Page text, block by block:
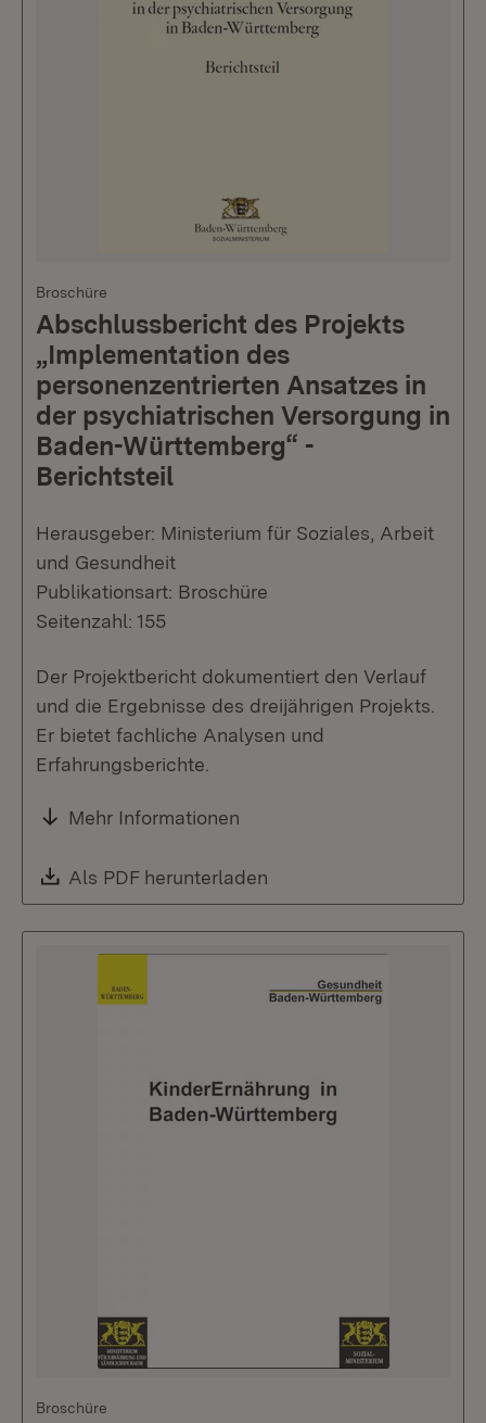
Broschüre
Abschlussbericht des Projekts
„Implementation des
personenzentrierten Ansatzes in
der psychiatrischen Versorgung in
Baden-Württemberg“ -
Berichtsteil
Herausgeber: Ministerium für Soziales, Arbeit
und Gesundheit
Publikationsart: Broschüre
Seitenzahl: 155
Der Projektbericht dokumentiert den Verlauf
und die Ergebnisse des dreijährigen Projekts.
Er bietet fachliche Analysen und
Erfahrungsberichte.
Mehr Informationen
Download:
Als PDF herunterladen
Broschüre